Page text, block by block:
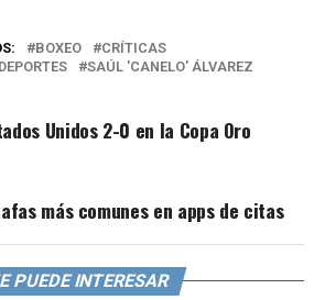
BOXEO
CRÍTICAS
SAÚL 'CANELO' ÁLVAREZ
Unidos 2-0 en la Copa Oro
más comunes en apps de citas
PUEDE INTERESAR